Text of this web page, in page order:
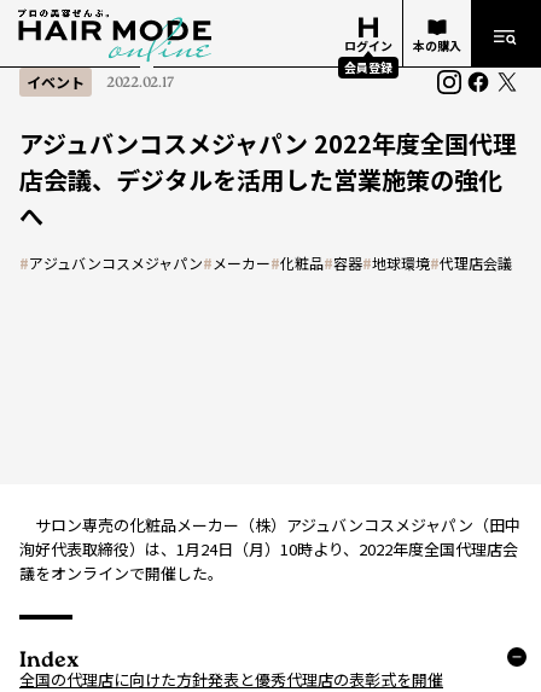
ログイン
会員登録
本の購入
イベント 2022.02.17
アジュバンコスメジャパン 2022年度全国代理
店会議、デジタルを活用した営業施策の強化
へ
#アジュバンコスメジャパン# メーカー#化粧品#容器#地球環境#代理店会議
サロン専売の化粧品メーカー（株）アジュバンコスメジャパン（田中
洵好代表取締役）は、1月24日（月）10時より、2022年度全国代理店会
議をオンラインで開催した。
Index
全国の代理店に向けた方針発表と優秀代理店の表彰式を開催